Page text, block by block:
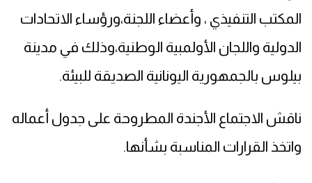
المكتب التنفيذي ، وأعضاء اللجنة،ورؤساء الاتحادات
الدولية واللجان الأولمبية الوطنية،وذلك في مدينة
بيلوس بالجمهورية اليونانية الصديقة للبيئة.
ناقش الاجتماع الأجندة المطروحة على جدول أعماله
واتخذ القرارات المناسبة بشأنها.